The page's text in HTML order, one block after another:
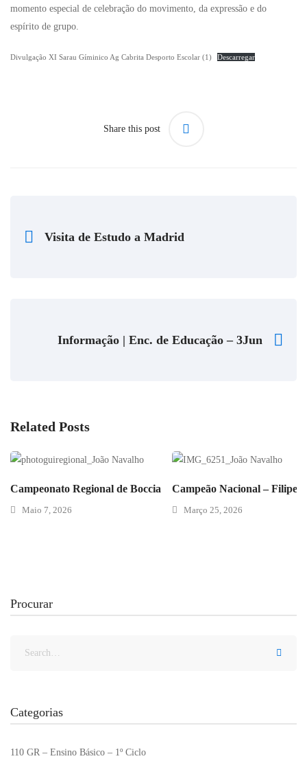
momento especial de celebração do movimento, da expressão e do
espírito de grupo.
Divulgação XI Sarau Gíminico Ag Cabrita Desporto Escolar (1) Descarregar
Share this post
Visita de Estudo a Madrid
Informação | Enc. de Educação – 3Jun
Related Posts
Campeonato Regional de Boccia
Maio 7, 2026
Campeão Nacional – Filipe
Março 25, 2026
Procurar
Categorias
110 GR – Ensino Básico – 1º Ciclo